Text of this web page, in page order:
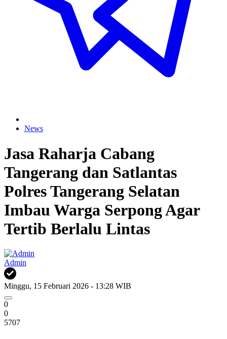
News
Jasa Raharja Cabang
Tangerang dan Satlantas
Polres Tangerang Selatan
Imbau Warga Serpong Agar
Tertib Berlalu Lintas
Admin
Minggu, 15 Februari 2026 - 13:28 WIB
0
0
5707